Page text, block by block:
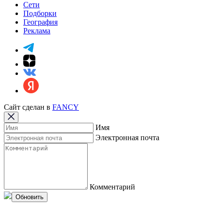
Сети
Подборки
География
Реклама
Сайт сделан в FANCY
Имя
Электронная почта
Комментарий
Обновить